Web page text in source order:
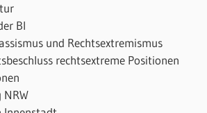
BI
und Rechtsextremismus
rechtsextreme Positionen